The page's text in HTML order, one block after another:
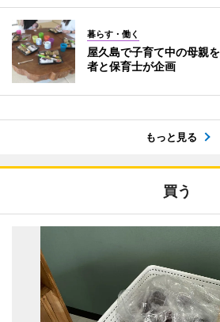
暮らす・働く
屋久島で子育て中の母親
者と保育士が企画
もっと見る
買う